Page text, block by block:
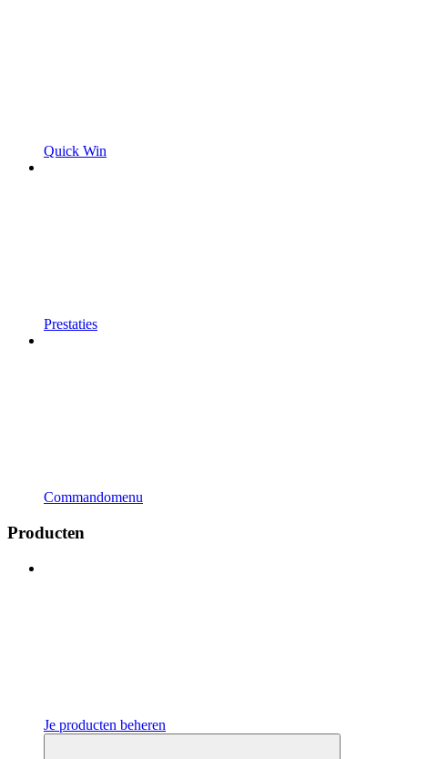
Quick Win
Prestaties
Commandomenu
Producten
Je producten beheren